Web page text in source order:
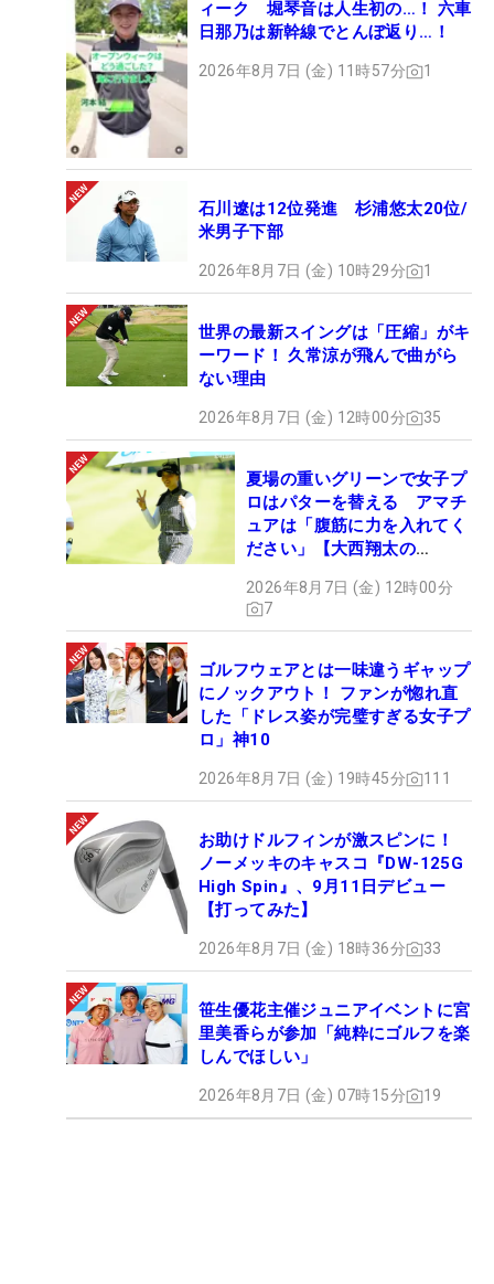
ィーク 堀琴音は人生初の…！ 六車
日那乃は新幹線でとんぼ返り…！
2026年8月7日 (金) 11時57分 1
石川遼は12位発進 杉浦悠太20位/
米男子下部
2026年8月7日 (金) 10時29分 1
世界の最新スイングは「圧縮」がキ
ーワード！ 久常涼が飛んで曲がら
ない理由
2026年8月7日 (金) 12時00分 35
夏場の重いグリーンで女子プ
ロはパターを替える アマチ
ュアは「腹筋に力を入れてく
ださい」【大西翔太の
2026年8月7日 (金) 12時00分
7
ゴルフウェアとは一味違うギャップ
にノックアウト！ ファンが惚れ直
した「ドレス姿が完璧すぎる女子プ
ロ」神10
2026年8月7日 (金) 19時45分 111
お助けドルフィンが激スピンに！
ノーメッキのキャスコ『DW-125G
High Spin』、9月11日デビュー
【打ってみた】
2026年8月7日 (金) 18時36分 33
笹生優花主催ジュニアイベントに宮
里美香らが参加「純粋にゴルフを楽
しんでほしい」
2026年8月7日 (金) 07時15分 19